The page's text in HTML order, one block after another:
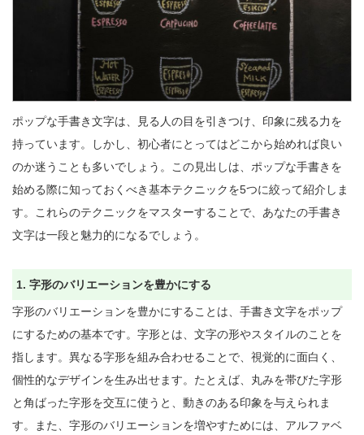
ポップな手書き文字は、見る人の目を引きつけ、印象に残る力を
持っています。しかし、初心者にとってはどこから始めれば良い
のか迷うことも多いでしょう。この見出しは、ポップな手書きを
始める際に知っておくべき基本テクニックを5つに絞って紹介しま
す。これらのテクニックをマスターすることで、あなたの手書き
文字は一段と魅力的になるでしょう。
1. 字形のバリエーションを豊かにする
字形のバリエーションを豊かにすることは、手書き文字をポップ
にするための基本です。字形とは、文字の形やスタイルのことを
指します。異なる字形を組み合わせることで、視覚的に面白く、
個性的なデザインを生み出せます。たとえば、丸みを帯びた字形
と角ばった字形を交互に使うと、動きのある印象を与えられま
す。また、字形のバリエーションを増やすためには、アルファベ